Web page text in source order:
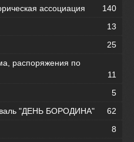
ассоциация
140
13
25
распоряжения по
11
5
"ДЕНЬ БОРОДИНА"
62
8